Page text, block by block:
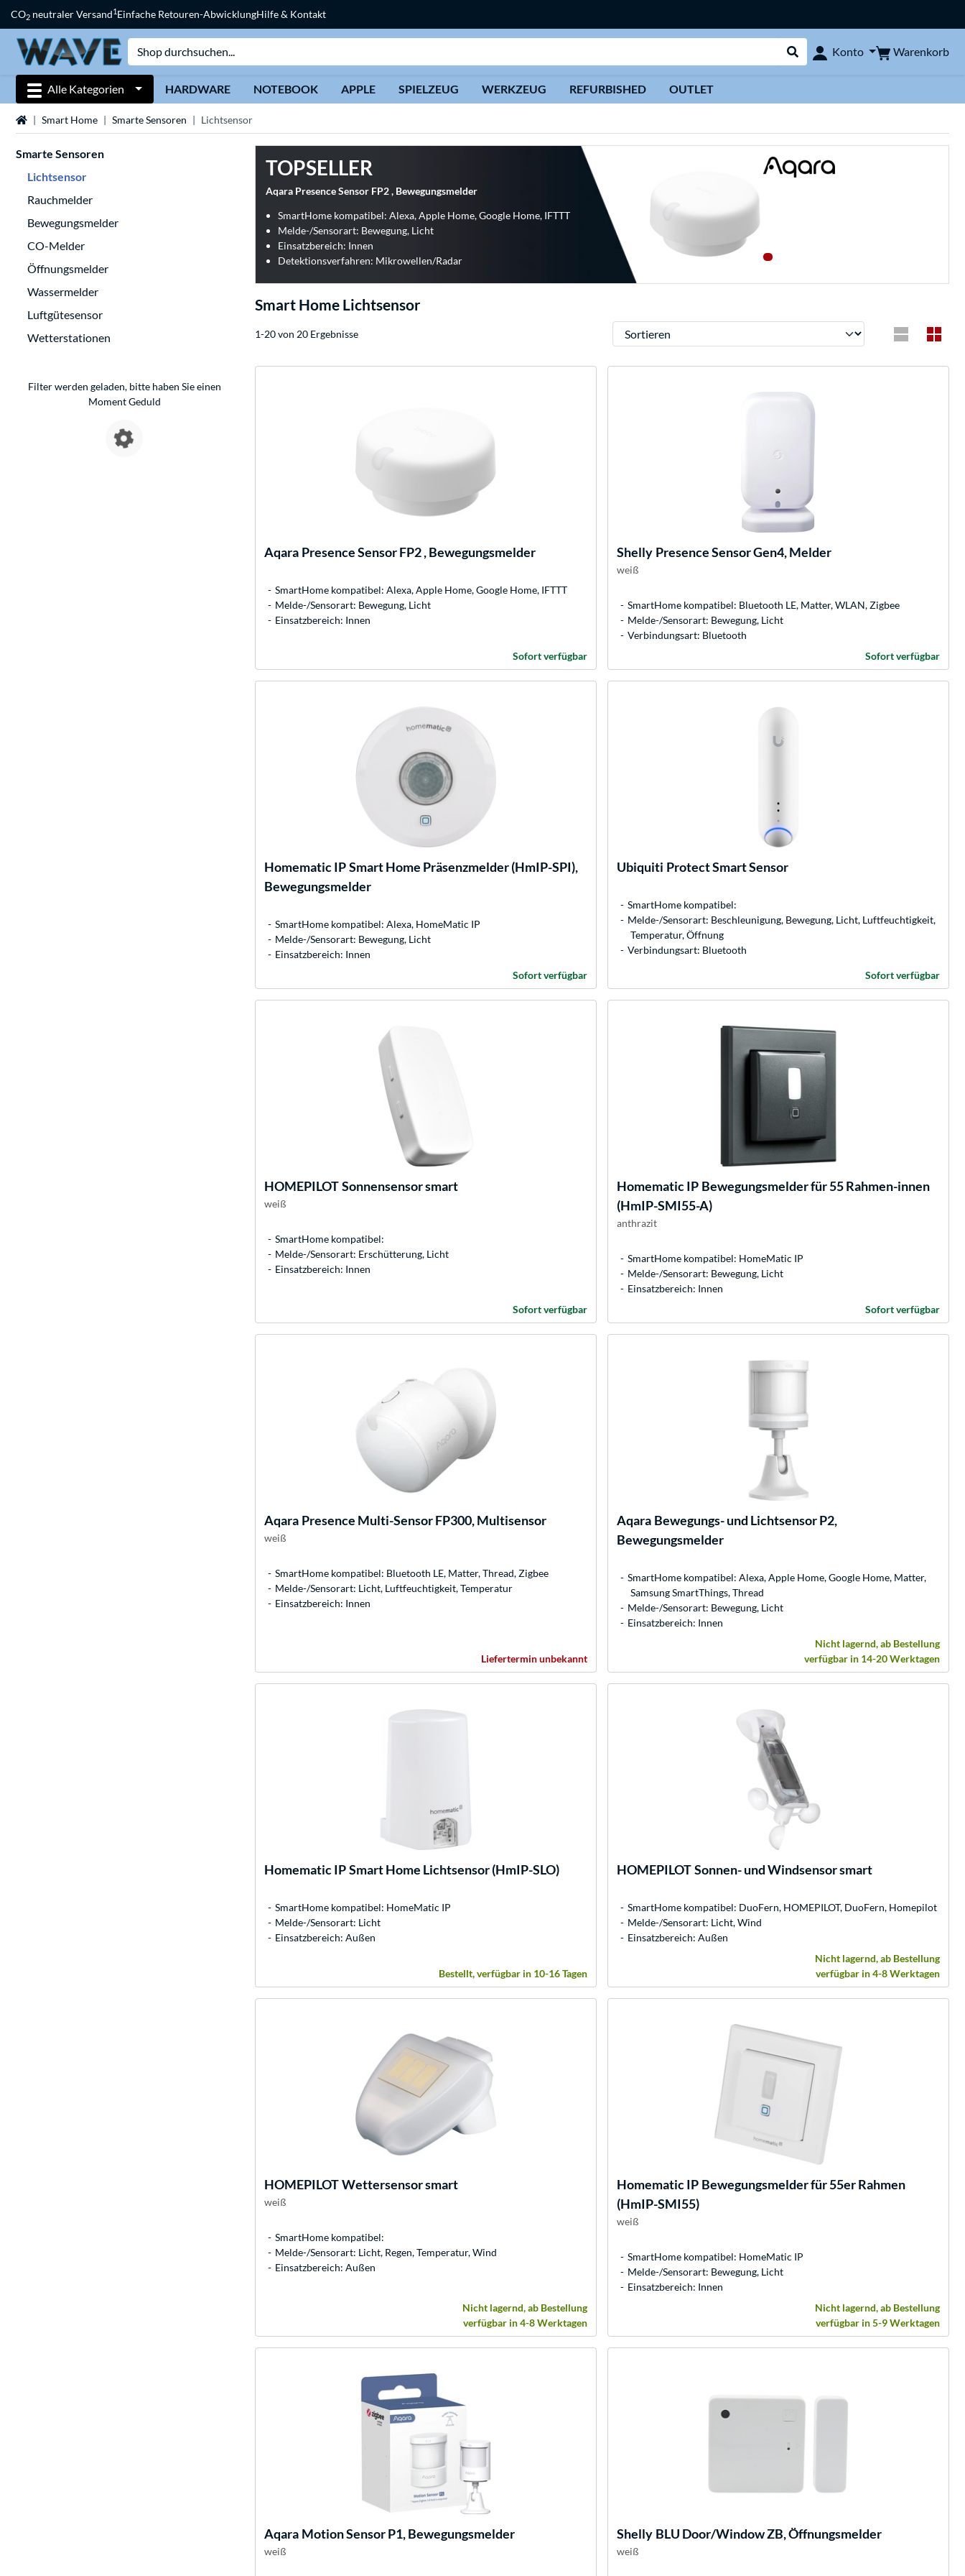
CO2 neutraler Versand1Einfache Retouren-AbwicklungHilfe & Kontakt
Suche durchführen
Konto Warenkorb
Alle Kategorien HARDWARE NOTEBOOK APPLE SPIELZEUG WERKZEUG REFURBISHED OUTLET
StartseiteSmart Home Smarte Sensoren Lichtsensor
Smarte Sensoren
Lichtsensor
Rauchmelder
Bewegungsmelder
CO-Melder
Öffnungsmelder
Wassermelder
Luftgütesensor
Wetterstationen
Filter werden geladen, bitte haben Sie einen
Moment Geduld
TOPSELLER
Aqara Presence Sensor FP2 , Bewegungsmelder
SmartHome kompatibel: Alexa, Apple Home, Google Home, IFTTT
Melde-/Sensorart: Bewegung, Licht
Einsatzbereich: Innen
Detektionsverfahren: Mikrowellen/Radar
Smart Home Lichtsensor
1-20 von 20 Ergebnisse Sortieren
Aqara Presence Sensor FP2 , Bewegungsmelder
SmartHome kompatibel: Alexa, Apple Home, Google Home, IFTTT
Melde-/Sensorart: Bewegung, Licht
Einsatzbereich: Innen
Sofort verfügbar
Shelly Presence Sensor Gen4, Melder
weiß
SmartHome kompatibel: Bluetooth LE, Matter, WLAN, Zigbee
Melde-/Sensorart: Bewegung, Licht
Verbindungsart: Bluetooth
Sofort verfügbar
Homematic IP Smart Home Präsenzmelder (HmIP-SPI),
Bewegungsmelder
SmartHome kompatibel: Alexa, HomeMatic IP
Melde-/Sensorart: Bewegung, Licht
Einsatzbereich: Innen
Sofort verfügbar
Ubiquiti Protect Smart Sensor
SmartHome kompatibel:
Melde-/Sensorart: Beschleunigung, Bewegung, Licht, Luftfeuchtigkeit,
Temperatur, Öffnung
Verbindungsart: Bluetooth
Sofort verfügbar
HOMEPILOT Sonnensensor smart
weiß
SmartHome kompatibel:
Melde-/Sensorart: Erschütterung, Licht
Einsatzbereich: Innen
Sofort verfügbar
Homematic IP Bewegungsmelder für 55 Rahmen-innen
(HmIP-SMI55-A)
anthrazit
SmartHome kompatibel: HomeMatic IP
Melde-/Sensorart: Bewegung, Licht
Einsatzbereich: Innen
Sofort verfügbar
Aqara Presence Multi-Sensor FP300, Multisensor
weiß
SmartHome kompatibel: Bluetooth LE, Matter, Thread, Zigbee
Melde-/Sensorart: Licht, Luftfeuchtigkeit, Temperatur
Einsatzbereich: Innen
Liefertermin unbekannt
Aqara Bewegungs- und Lichtsensor P2,
Bewegungsmelder
SmartHome kompatibel: Alexa, Apple Home, Google Home, Matter,
Samsung SmartThings, Thread
Melde-/Sensorart: Bewegung, Licht
Einsatzbereich: Innen
Nicht lagernd, ab Bestellung
verfügbar in 14-20 Werktagen
Homematic IP Smart Home Lichtsensor (HmIP-SLO)
SmartHome kompatibel: HomeMatic IP
Melde-/Sensorart: Licht
Einsatzbereich: Außen
Bestellt, verfügbar in 10-16 Tagen
HOMEPILOTSonnen- und Windsensor smart
SmartHome kompatibel: DuoFern, HOMEPILOT, DuoFern, Homepilot
Melde-/Sensorart: Licht, Wind
Einsatzbereich: Außen
Nicht lagernd, ab Bestellung
verfügbar in 4-8 Werktagen
HOMEPILOT Wettersensor smart
weiß
SmartHome kompatibel:
Melde-/Sensorart: Licht, Regen, Temperatur, Wind
Einsatzbereich: Außen
Nicht lagernd, ab Bestellung
verfügbar in 4-8 Werktagen
Homematic IP Bewegungsmelder für 55er Rahmen
(HmIP-SMI55)
weiß
SmartHome kompatibel: HomeMatic IP
Melde-/Sensorart: Bewegung, Licht
Einsatzbereich: Innen
Nicht lagernd, ab Bestellung
verfügbar in 5-9 Werktagen
Aqara Motion Sensor P1, Bewegungsmelder
weiß
Shelly BLU Door/Window ZB, Öffnungsmelder
weiß